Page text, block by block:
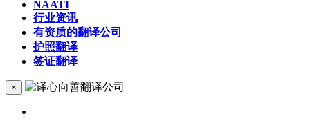
NAATI
行业资讯
有资质的翻译公司
护照翻译
签证翻译
×